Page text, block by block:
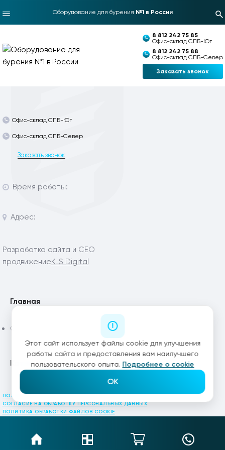
Оборудование для бурения №1 в России
8 812 242 75 85
Офис-склад СПБ-Юг
8 812 242 75 88
Офис-склад СПБ-Север
Заказать звонок
Офис-склад СПБ-Юг
Офис-склад СПБ-Север
Заказать звонок
Время работы:
Адрес:
Разработка сайта и СЕО
продвижениеKLS Digital
Главная
Статьи
Каталог
ПОЛИТИКА КОНФИДЕНЦИАЛЬНОСТИ
СОГЛАСИЕ НА ОБРАБОТКУ ПЕРСОНАЛЬНЫХ ДАННЫХ
ПОЛИТИКА ОБРАБОТКИ ФАЙЛОВ COOKIE
Этот сайт использует файлы cookie для улучшения
работы сайта и предоставления вам наилучшего
пользовательского опыта. Подробнее о cookie
OK